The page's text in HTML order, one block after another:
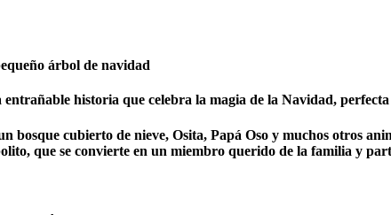
árbol de navidad
entrañable historia que celebra la magia de la Navidad,
bosque cubierto de nieve, Osita, Papá Oso y muchos otros
que se convierte en un miembro querido de la familia y